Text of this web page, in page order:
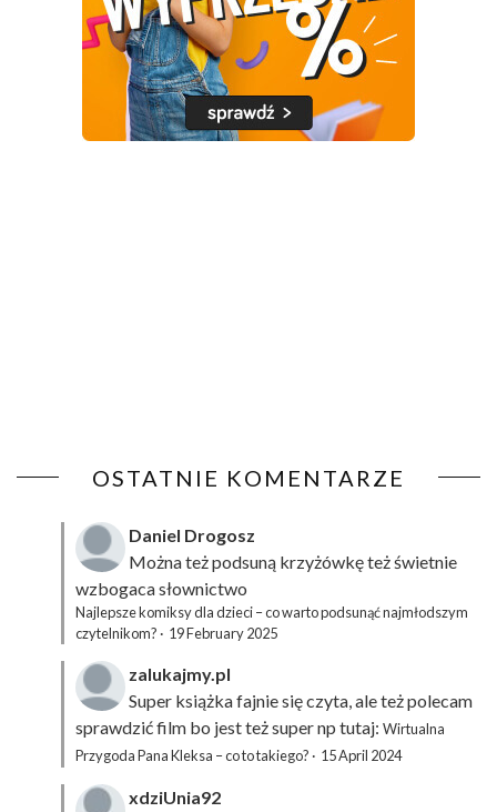
OSTATNIE KOMENTARZE
Daniel Drogosz
Można też podsuną krzyżówkęteż świetnie
wzbogaca słownictwo
Najlepsze komiksy dla dzieci – co warto podsunąć najmłodszym
czytelnikom? · 19 February 2025
zalukajmy.pl
Super książka fajnie się czyta, ale też polecam
sprawdzić film bo jest też super np tutaj: Wirtualna
Przygoda Pana Kleksa – co to takiego? · 15 April 2024
xdziUnia92